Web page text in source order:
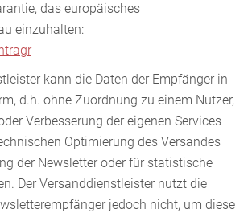
das europäisches
einzuhalten:
kann die Daten der Empfänger in
d.h. ohne Zuordnung zu einem Nutzer,
Verbesserung der eigenen Services
Optimierung des Versandes
der Newsletter oder für statistische
Der Versanddienstleister nutzt die
jedoch nicht, um diese